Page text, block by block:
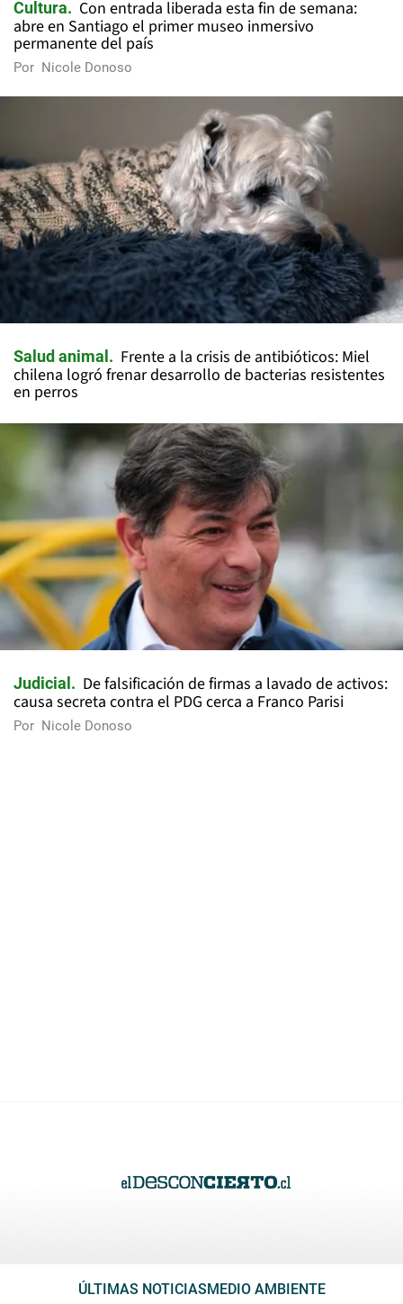
Cultura
Con entrada liberada esta fin de semana:
abre en Santiago el primer museo inmersivo
permanente del país
Por Nicole Donoso
Salud animal
Frente a la crisis de antibióticos: Miel
chilena logró frenar desarrollo de bacterias resistentes
en perros
Judicial
De falsificación de firmas a lavado de activos:
causa secreta contra el PDG cerca a Franco Parisi
Por Nicole Donoso
ÚLTIMAS NOTICIAS MEDIO AMBIENTE